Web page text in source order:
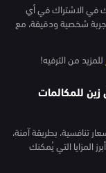
في الاشتراك في أي
شخصية ودقيقة، مع
للمزيد من الترفيه!
للمكالمات
تنافسية، بطريقة آمنة،
المزايا التي يُمكنك